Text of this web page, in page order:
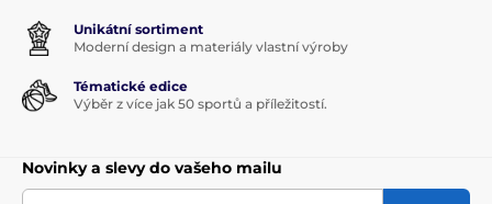
Unikátní sortiment
Moderní design a materiály vlastní výroby
Tématické edice
Výběr z více jak 50 sportů a příležitostí.
Novinky a slevy do vašeho mailu